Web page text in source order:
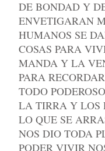
DE BONDAD Y
ENVETIGARAN
HUMANOS SE
COSAS PARA
MANDA Y LA
PARA
TODO
LA TIRRA Y LOS
LO QUE SE
NOS DIO TODA
PODER VIVIR